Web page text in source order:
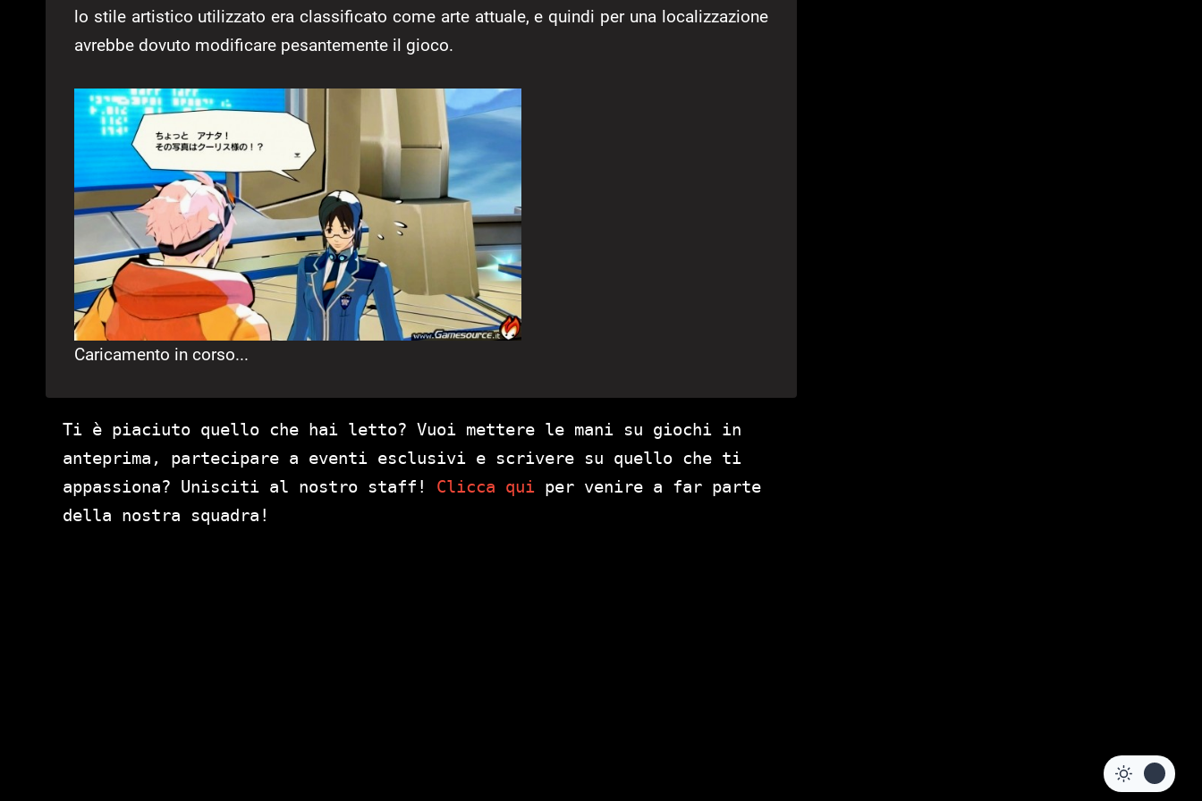
lo stile artistico utilizzato era classificato come arte attuale, e quindi per una localizzazione
avrebbe dovuto modificare pesantemente il gioco.
Caricamento in corso...
Ti è piaciuto quello che hai letto? Vuoi mettere le mani su giochi in
anteprima, partecipare a eventi esclusivi e scrivere su quello che ti
appassiona? Unisciti al nostro staff! Clicca qui per venire a far parte
della nostra squadra!